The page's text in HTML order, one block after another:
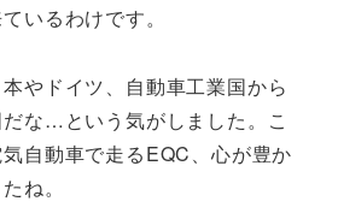
いるわけです。
やドイツ、自動車工業国から
な…という気がしました。こ
自動車で走るEQC、心が豊か
ね。